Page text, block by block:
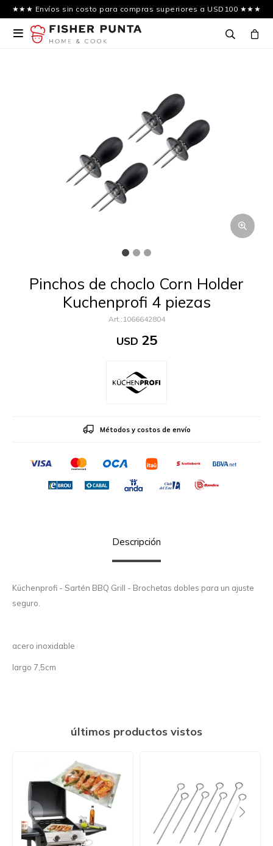
★★★ Envíos sin costo para compras superiores a USD100 ★★★

Pinchos de choclo Corn Holder
Kuchenprofi 4 piezas
1066642804
USD 25
Métodos y costos de envío
Descripción
Küchenprofi - Sartén BBQ Grill - Brochetas dobles para un ajuste
seguro.
acero inoxidable
largo 7,5cm
últimos productos vistos